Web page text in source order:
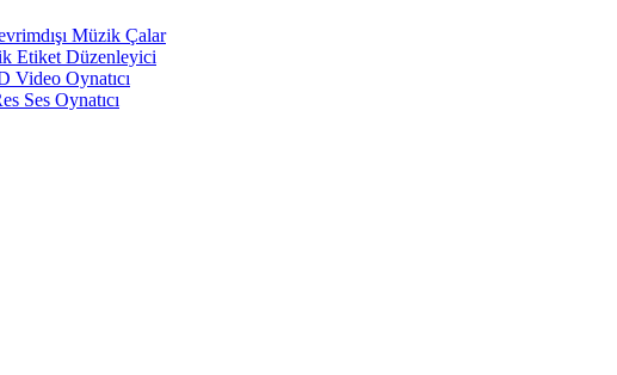
Müzik Çalar
Etiket Düzenleyici
Video Oynatıcı
Ses Oynatıcı